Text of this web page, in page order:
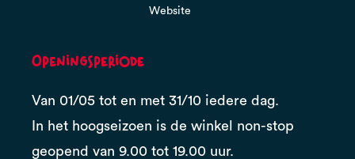
Website
Openingsperiode
Van 01/05 tot en met 31/10 iedere dag.
In het hoogseizoen is de winkel non-stop
geopend van 9.00 tot 19.00 uur.